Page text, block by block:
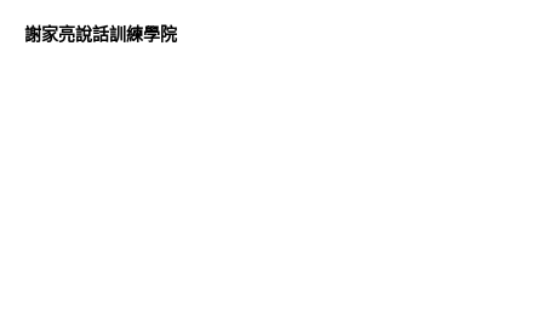
謝家亮說話訓練學院